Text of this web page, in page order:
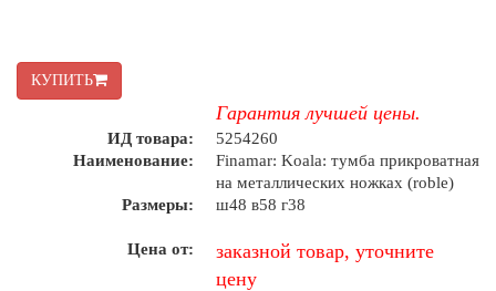
КУПИТЬ
Гарантия лучшей цены.
ИД товара:
5254260
Наименование:
Finamar: Koala: тумба прикроватная
на металлических ножках (roble)
Размеры:
ш48 в58 г38
Цена от:
заказной товар, уточните
цену